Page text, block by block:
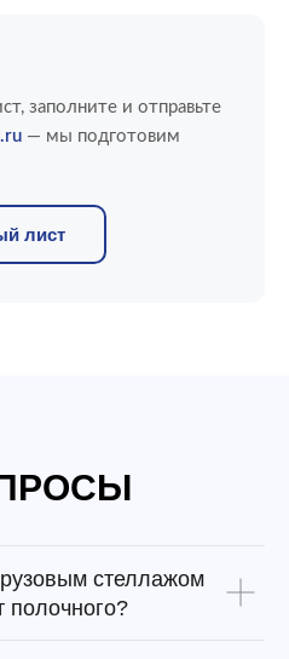
заполните и отправьте
— мы подготовим
лист
стеллажом
полочного?